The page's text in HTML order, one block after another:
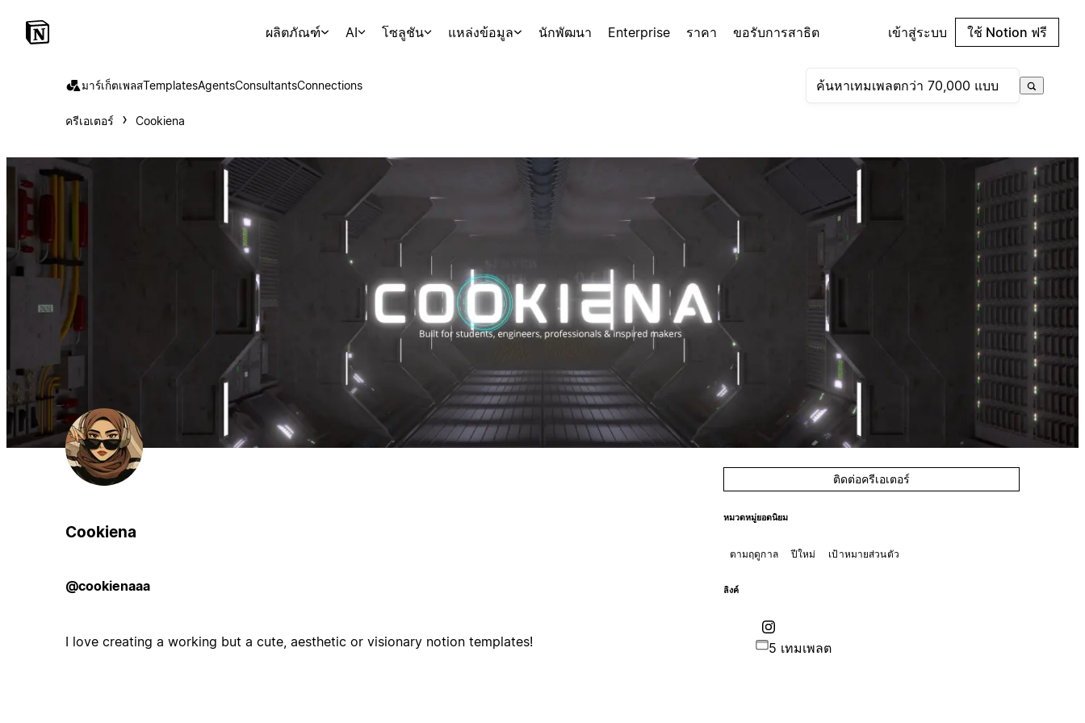
ผลิตภัณฑ์ AI โซลูชัน แหล่งข้อมูล นักพัฒนา Enterprise ราคา ขอรับการสาธิต เข้าสู่ระบบ ใช้ Notion ฟรี
มาร์เก็ตเพลสTemplatesAgentsConsultantsConnections
ครีเอเตอร์ Cookiena
Cookiena
@cookienaaa
I love creating a working but a cute, aesthetic or visionary notion templates!
ติดต่อครีเอเตอร์
หมวดหมู่ยอดนิยม
ตามฤดูกาล ปีใหม่ เป้าหมายส่วนตัว
ลิงค์
5 เทมเพลต